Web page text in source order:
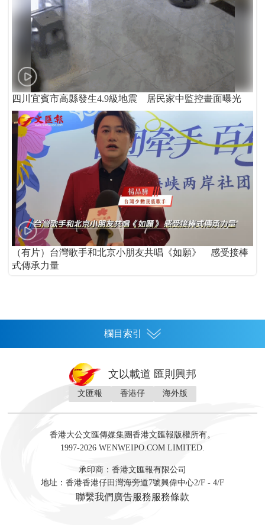
四川宜賓市高縣發生4.9級地震 居民家中監控畫面曝光
（有片）台灣歌手和北京小朋友共唱《如願》 感受接棒
式傳承力量
欄目索引
灣區人
財經 地產 投資 財評 數字經濟
訪談 直播 經湋論
藝術 文學
文以載道 匯則興邦
文匯報 香港仔 海外版
香港大公文匯傳媒集團香港文匯報版權所有。
1997-2026 WENWEIPO.COM LIMITED.
承印商：香港文匯報有限公司
地址：香港香港仔田灣海旁道7號興偉中心2/F - 4/F
聯繫我們 廣告服務服務條款